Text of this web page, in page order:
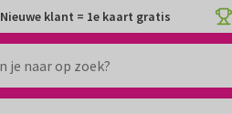
Nieuwe klant = 1e kaart gratis